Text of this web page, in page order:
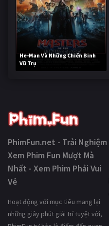
He-Man Và Những Chiến Binh
Vũ Trụ
252,682 lượt xem
PhimFun.net - Trải Nghiệm
Xem Phim Fun Mượt Mà
Nhất - Xem Phim Phải Vui
Vẻ
Hoạt động với mục tiêu mang lại
những giây phút giải trí tuyệt vời,